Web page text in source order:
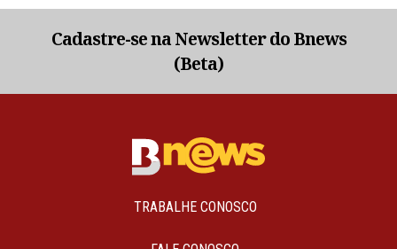
Cadastre-se na Newsletter do Bnews
(Beta)
TRABALHE CONOSCO